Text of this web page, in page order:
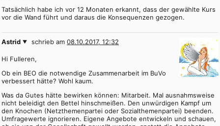
Tatsächlich habe ich vor 12 Monaten erkannt, dass der gewählte Kurs
vor die Wand führt und daraus die Konsequenzen gezogen.
Astrid schrieb am 08.10.2017, 12:32
Hi Fulleren,
Ob ein BEO die notwendige Zusammenarbeit im BuVo
verbessert hätte? Wohl kaum.
Was da Gutes hätte bewirken können: Mitarbeit. Mal ausnahmsweise
nicht beleidigt den Bettel hinschmeißen. Den unwürdigen Kampf um
den Knochen (Netzthemenpartei oder Sozialthemenpartei) beenden.
Umfragewerte ignorieren. Eigene Angebote entwickeln und schauen,